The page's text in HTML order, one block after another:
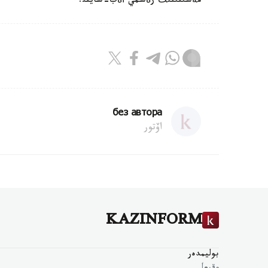
без автора
اۆتور
KAZINFORM
بوليمدەر